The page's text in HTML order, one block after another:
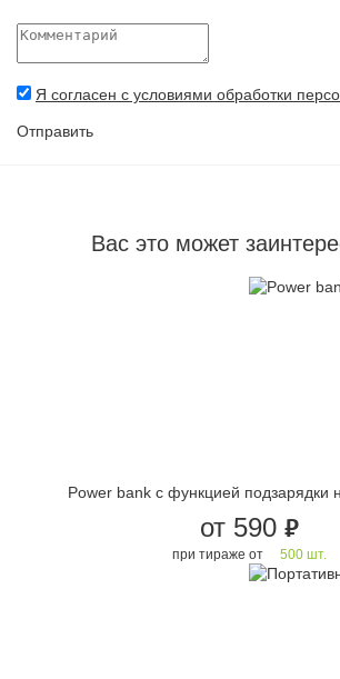
Я согласен с условиями обработки
Отправить
Вас это может
Power bank с функцией подзарядки
от 590 руб.
при тираже от 500 шт.